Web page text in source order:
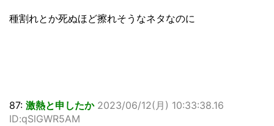
種割れとか死ぬほど擦れそうなネタなのに
87: 激熱と申したか 2023/06/12(月) 10:33:38.16
ID:qSlGWR5AM